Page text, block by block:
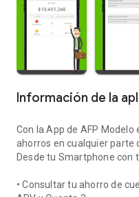
Información de la
Con la App de AFP
ahorros en cualquier parte
Desde tu Smartphone con
• Consultar tu ahorro de